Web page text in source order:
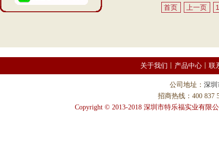
首页 上一页
关于我们 产品中心 联
公司地址： 深圳
招商热线：400 837
Copyright © 2013-2018 深圳市特乐福实业有限